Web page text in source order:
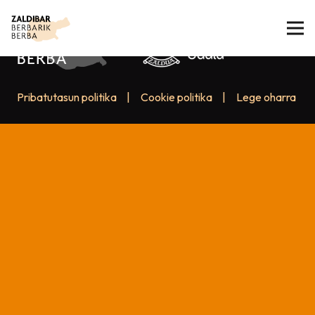
Pribatutasun politika Cookie politika Lege oharra